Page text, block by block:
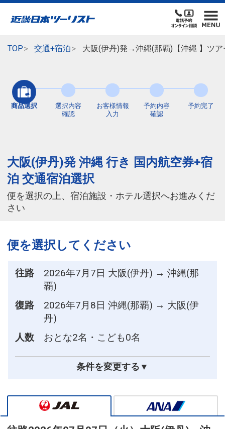
TOP 交通+宿泊 大阪(伊丹)発→沖縄(那覇)【沖縄 】ツ
商品選択
選択内容
確認
お客様情報
入力
予約内容
確認
予約完了
大阪(伊丹)発 沖縄 行き 国内航空券+宿
泊 交通宿泊選択
便を選択の上、宿泊施設・ホテル選択へお進みくだ
さい
便を選択してください
往路
2026年7月7日 大阪(伊丹) → 沖縄(那
覇)
復路
2026年7月8日 沖縄(那覇) → 大阪(伊
丹)
人数
おとな2名・こども0名
条件を変更する▼